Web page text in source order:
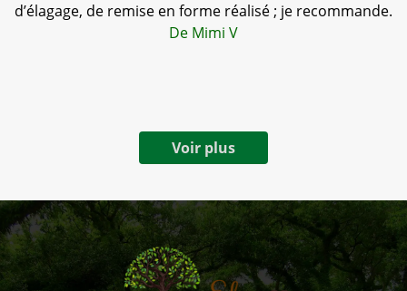
d’élagage, de remise en forme réalisé ; je recommande.
De Mimi V
Voir plus